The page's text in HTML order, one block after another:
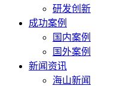
研发创新
成功案例
国内案例
国外案例
新闻资讯
海山新闻